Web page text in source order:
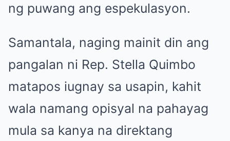
ng puwang ang espekulasyon.
Samantala, naging mainit din ang
pangalan ni Rep. Stella Quimbo
matapos iugnay sa usapin, kahit
wala namang opisyal na pahayag
mula sa kanya na direktang